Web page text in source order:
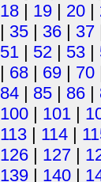
18 | 19 | 20 |
| 35 | 36 | 37
51 | 52 | 53 |
| 68 | 69 | 70
84 | 85 | 86 |
100 | 101 |
113 | 114 |
126 | 127 |
139 | 140 |